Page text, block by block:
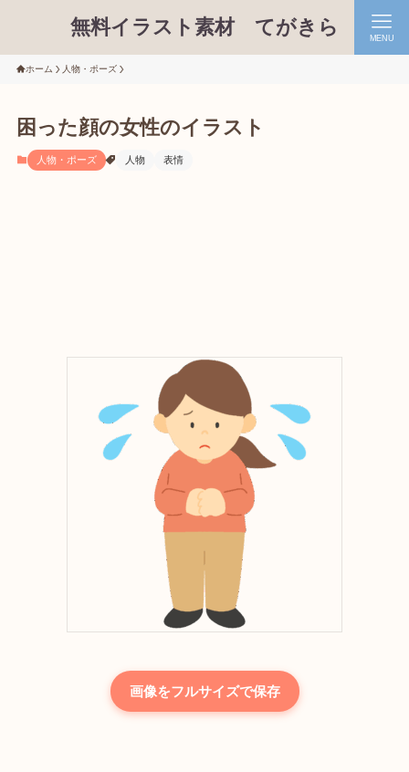
無料イラスト素材 てがきら MENU
ホーム 人物・ポーズ
困った顔の女性のイラスト
人物・ポーズ 人物 表情
画像をフルサイズで保存